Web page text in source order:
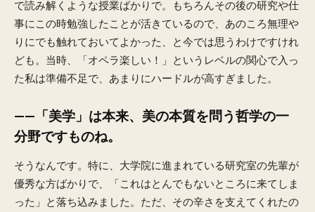
で読み解くような授業ばかりで。もちろんその後の研究や仕
事にこの時勉強したことが活きているので、あのころ無理や
りにでも触れておいてよかった、と今では思うわけですけれ
ども。当時、「オペラ楽しい！」というレベルの関心で入っ
た私は準備不足で、あまりにハードルが高すぎました。
——「美学」は本来、美の本質を問う哲学の一
分野ですものね。
そうなんです。特に、大学院に進まれている研究室の先輩が
優秀な方ばかりで、「これはとんでもないところに来てしま
った」と落ち込みました。ただ、その辛さを支えてくれたの